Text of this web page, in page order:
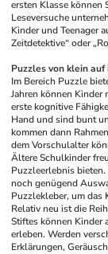
ersten Klasse können
Leseversuche
Kinder und Teenager
Zeitdetektive“ oder
Puzzles von klein
Im Bereich Puzzle
Jahren können Kinder
erste kognitive
Hand und sind bunt
kommen dann
dem Vorschulalter
Ältere Schulkinder
Puzzleerlebnis
noch genügend
Puzzlekleber, um das
Relativ neu ist die
Stiftes können Kinder
erleben. Werden
Erklärungen,